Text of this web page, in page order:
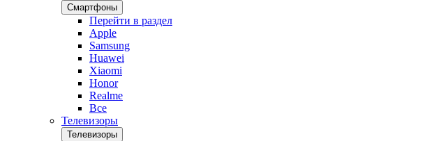
Смартфоны
Перейти в раздел
Apple
Samsung
Huawei
Xiaomi
Honor
Realme
Все
Телевизоры
Телевизоры